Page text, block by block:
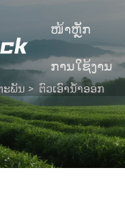
ໜ້າຫຼັກ
ການໃຊ້ງານ
ະພັນ > ຕົວເອົານ້ຳອອກ